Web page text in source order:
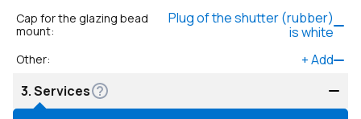
Cap for the glazing bead
mount:
Plug of the shutter (rubber)
is white
Other: +Add
3.Services